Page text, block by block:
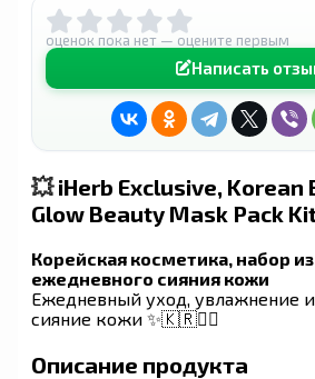
оценок пока нет — оцените первым
Написать
💥iHerb Exclusive, Korean
Glow Beauty Mask Pack
Корейская косметика, набор
ежедневного сияния кожи
Ежедневный уход, увлажнение и
сияние кожи ✨🇰🇷💆‍♀️
Описание продукта